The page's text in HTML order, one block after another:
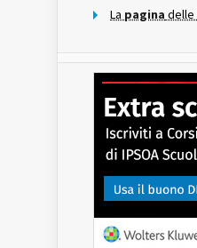
La pagina delle